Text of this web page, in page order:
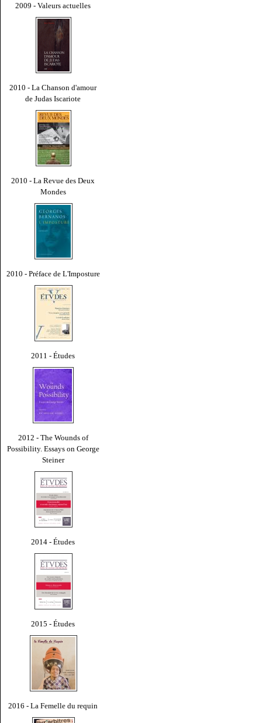
2009 - Valeurs actuelles
2010 - La Chanson d'amour
de Judas Iscariote
2010 - La Revue des Deux
Mondes
2010 - Préface de L'Imposture
2011 - Études
2012 - The Wounds of
Possibility. Essays on George
Steiner
2014 - Études
2015 - Études
2016 - La Femelle du requin